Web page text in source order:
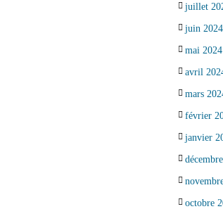
juillet
juin 2024
mai 2024
avril
mars
février
janvier
octobre